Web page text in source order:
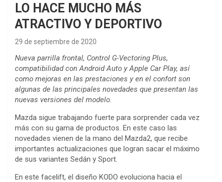
LO HACE MUCHO MÁS
ATRACTIVO Y DEPORTIVO
29 de septiembre de 2020
Nueva parrilla frontal, Control G-Vectoring Plus,
compatibilidad con Android Auto y Apple Car Play, así
como mejoras en las prestaciones y en el confort son
algunas de las principales novedades que presentan las
nuevas versiones del modelo.
Mazda sigue trabajando fuerte para sorprender cada vez
más con su gama de productos. En este caso las
novedades vienen de la mano del Mazda2, que recibe
importantes actualizaciones que logran sacar el máximo
de sus variantes Sedán y Sport.
En este facelift, el diseño KODO evoluciona hacia el